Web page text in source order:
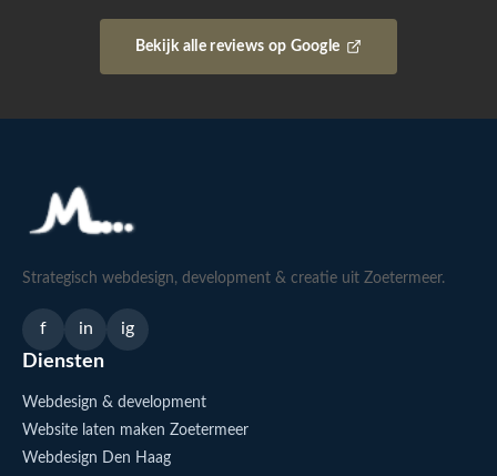
Bekijk alle reviews op Google
Strategisch webdesign, development & creatie uit Zoetermeer.
f in ig
Diensten
Webdesign & development
Website laten maken Zoetermeer
Webdesign Den Haag